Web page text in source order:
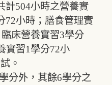
計504小時之營養實
72小時；膳食管理實
床營養實習3學分
實習1學分72小
。
分外，其餘6學分之